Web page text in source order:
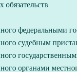
федеральными
судебным
органами